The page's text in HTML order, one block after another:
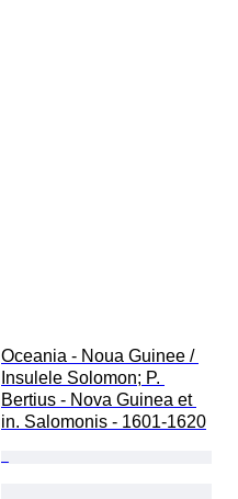
Oceania - Noua Guinee /
Insulele Solomon; P.
Bertius - Nova Guinea et
in. Salomonis - 1601-1620